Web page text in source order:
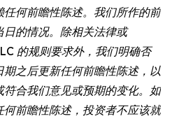
何前瞻性陈述。我们所作的前
的情况。除相关法律或
的规则要求外，我们明确否
之后更新任何前瞻性陈述，以
合我们意见或预期的变化。如
前瞻性陈述，投资者不应该就